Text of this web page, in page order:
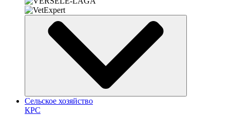
Сельское хозяйство
КРС